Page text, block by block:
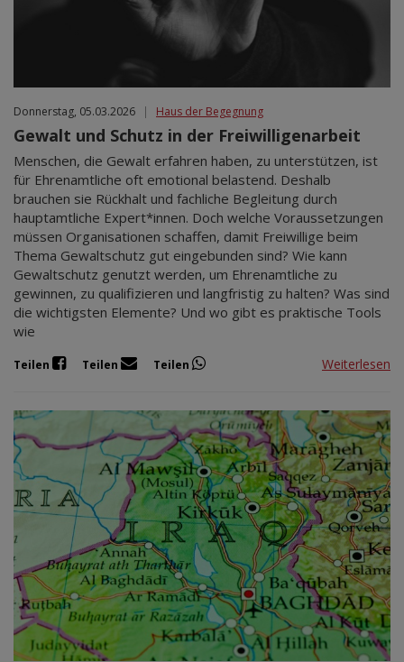
Donnerstag, 05.03.2026 | Haus der Begegnung
Gewalt und Schutz in der Freiwilligenarbeit
Menschen, die Gewalt erfahren haben, zu unterstützen, ist
für Ehrenamtliche oft emotional belastend. Deshalb
brauchen sie Rückhalt und fachliche Begleitung durch
hauptamtliche Expert*innen. Doch welche Voraussetzungen
müssen Organisationen schaffen, damit Freiwillige beim
Thema Gewaltschutz gut eingebunden sind? Wie kann
Gewaltschutz genutzt werden, um Ehrenamtliche zu
gewinnen, zu qualifizieren und langfristig zu halten? Was sind
die wichtigsten Elemente? Und wo gibt es praktische Tools
wie
Teilen Teilen Teilen Weiterlesen